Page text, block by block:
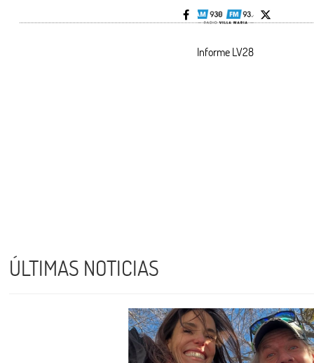
Informe LV28
ÚLTIMAS NOTICIAS